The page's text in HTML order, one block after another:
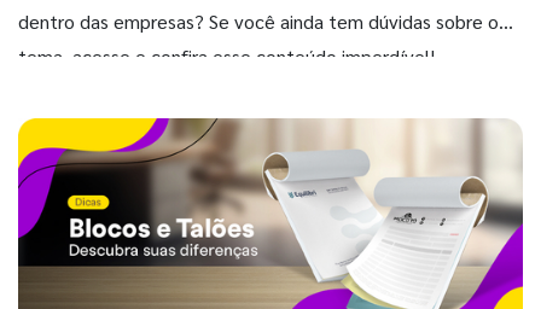
dentro das empresas? Se você ainda tem dúvidas sobre o
tema, acesse e confira esse conteúdo imperdível!